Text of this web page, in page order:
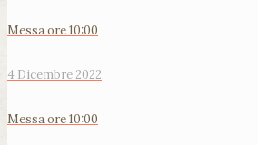
Messa ore 10:00
4 Dicembre 2022
Messa ore 10:00